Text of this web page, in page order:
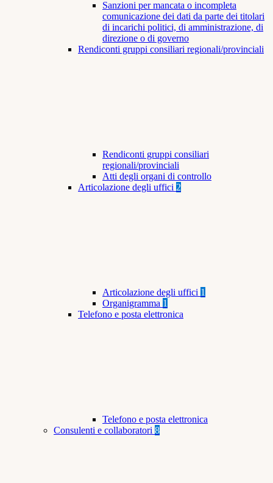
Sanzioni per mancata o incompleta
comunicazione dei dati da parte dei titolari
di incarichi politici, di amministrazione, di
direzione o di governo
Rendiconti gruppi consiliari regionali/provinciali
Rendiconti gruppi consiliari
regionali/provinciali
Atti degli organi di controllo
Articolazione degli uffici 2
Articolazione degli uffici 1
Organigramma 1
Telefono e posta elettronica
Telefono e posta elettronica
Consulenti e collaboratori 8